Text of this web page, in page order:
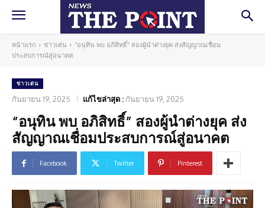
หน้าแรก ข่าวเด่น
“อนุทิน พบ อภิสิทธิ์” สองผู้นำต่างยุค ส่งสัญญาณเชื่อม
ประสบการณ์สู่อนาคต
ข่าวเด่น
กันยายน 19, 2025 แก้ไขล่าสุด : กันยายน 19, 2025
“อนุทิน พบ อภิสิทธิ์” สองผู้นำต่างยุค ส่ง
สัญญาณเชื่อมประสบการณ์สู่อนาคต
Facebook Twitter Pinterest